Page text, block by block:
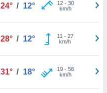
24° / 12° 12- 30
km/h
28° / 12° 11 - 27
km/h
31° / 18° 19- 56
km/h